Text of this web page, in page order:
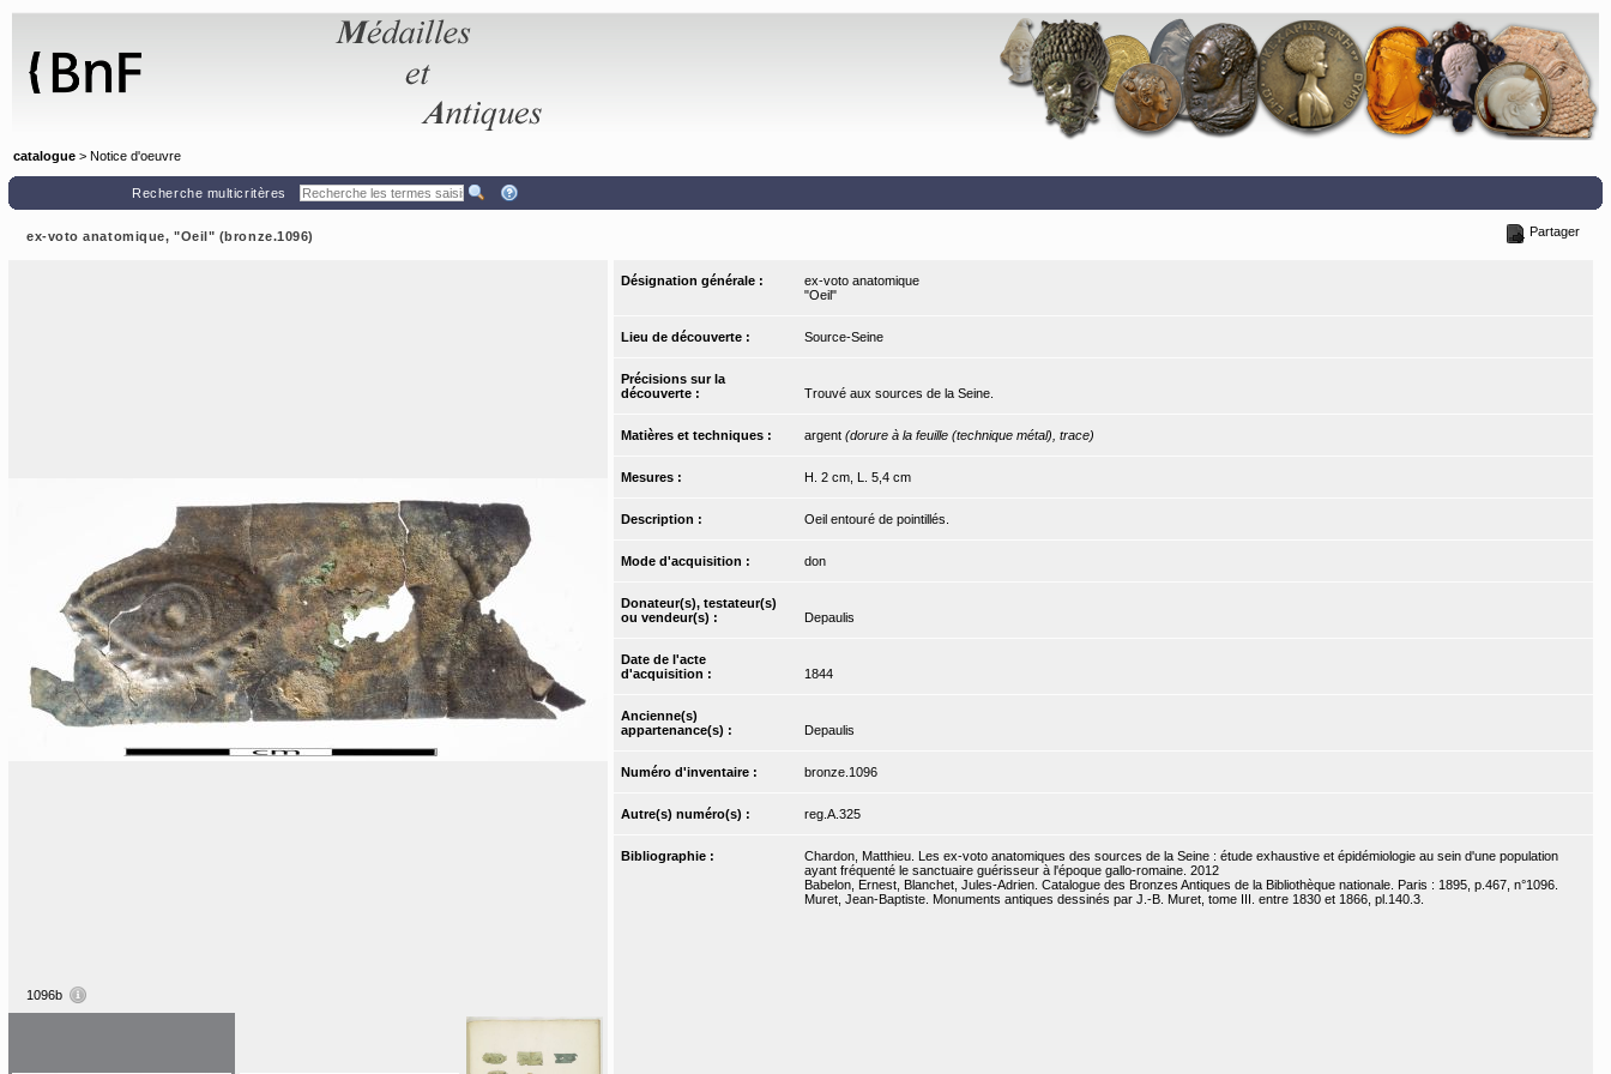
catalogue > Notice d'oeuvre
Recherche multicritères
ex-voto anatomique, "Oeil" (bronze.1096) Partager
1096b
Désignation générale :
ex-voto anatomique
"Oeil"
Lieu de découverte : Source-Seine
Précisions sur la
découverte :
Trouvé aux sources de la Seine.
Matières et techniques : argent (dorure à la feuille (technique métal), trace)
Mesures : H. 2 cm, L. 5,4 cm
Description : Oeil entouré de pointillés.
Mode d'acquisition : don
Donateur(s), testateur(s)
ou vendeur(s) :
Depaulis
Date de l'acte
d'acquisition :
1844
Ancienne(s)
appartenance(s) :
Depaulis
Numéro d'inventaire : bronze.1096
Autre(s) numéro(s) : reg.A.325
Bibliographie :
Chardon, Matthieu. Les ex-voto anatomiques des sources de la Seine : étude exhaustive et épidémiologie au sein d'une population
ayant fréquenté le sanctuaire guérisseur à l'époque gallo-romaine. 2012
Babelon, Ernest, Blanchet, Jules-Adrien. Catalogue des Bronzes Antiques de la Bibliothèque nationale. Paris : 1895, p.467, n°1096.
Muret, Jean-Baptiste. Monuments antiques dessinés par J.-B. Muret, tome III. entre 1830 et 1866, pl.140.3.